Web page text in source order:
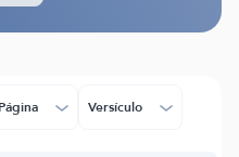
Página Versículo